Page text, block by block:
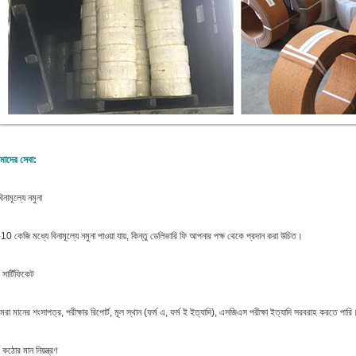
সেবা:
নমুনা
কেজি মধ্যে বিনামূল্যে নমুনা পাওয়া যায়, কিন্তু ডেলিভারি ফি আপনার পক্ষ থেকে প্রদান করা উচিত।
মানের শংসাপত্র, পরীক্ষার রিপোর্ট, মূল স্থান (ফর্ম এ, ফর্ম ই ইত্যাদি), এসজিএস পরীক্ষা ইত্যাদি সরবরাহ করতে
মান নিয়ন্ত্রণ